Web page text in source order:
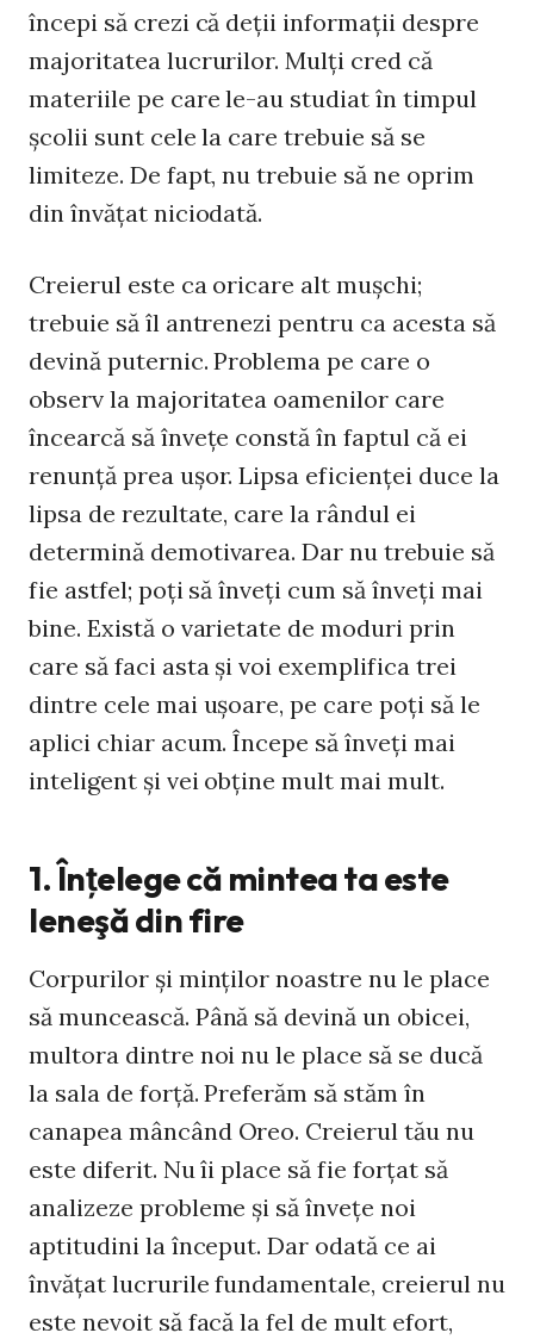
începi să crezi că deţii informaţii despre
majoritatea lucrurilor. Mulţi cred că
materiile pe care le-au studiat în timpul
şcolii sunt cele la care trebuie să se
limiteze. De fapt, nu trebuie să ne oprim
din învăţat niciodată.
Creierul este ca oricare alt muşchi;
trebuie să îl antrenezi pentru ca acesta să
devină puternic. Problema pe care o
observ la majoritatea oamenilor care
încearcă să înveţe constă în faptul că ei
renunţă prea uşor. Lipsa eficienţei duce la
lipsa de rezultate, care la rândul ei
determină demotivarea. Dar nu trebuie să
fie astfel; poţi să înveţi cum să înveţi mai
bine. Există o varietate de moduri prin
care să faci asta şi voi exemplifica trei
dintre cele mai uşoare, pe care poţi să le
aplici chiar acum. Începe să înveţi mai
inteligent şi vei obţine mult mai mult.
1. Înţelege că mintea ta este
leneşă din fire
Corpurilor şi minţilor noastre nu le place
să muncească. Până să devină un obicei,
multora dintre noi nu le place să se ducă
la sala de forţă. Preferăm să stăm în
canapea mâncând Oreo. Creierul tău nu
este diferit. Nu îi place să fie forţat să
analizeze probleme şi să înveţe noi
aptitudini la început. Dar odată ce ai
învăţat lucrurile fundamentale, creierul nu
este nevoit să facă la fel de mult efort,